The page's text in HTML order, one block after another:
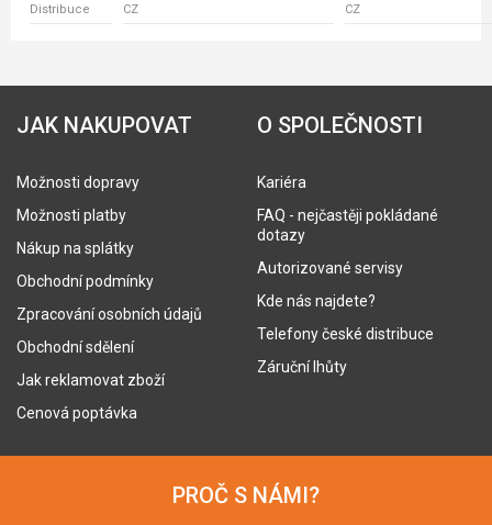
Distribuce CZ CZ
JAK NAKUPOVAT
Možnosti dopravy
Možnosti platby
Nákup na splátky
Obchodní podmínky
Zpracování osobních údajů
Obchodní sdělení
Jak reklamovat zboží
Cenová poptávka
O SPOLEČNOSTI
Kariéra
FAQ - nejčastěji pokládané
dotazy
Autorizované servisy
Kde nás najdete?
Telefony české distribuce
Záruční lhůty
PROČ S NÁMI?